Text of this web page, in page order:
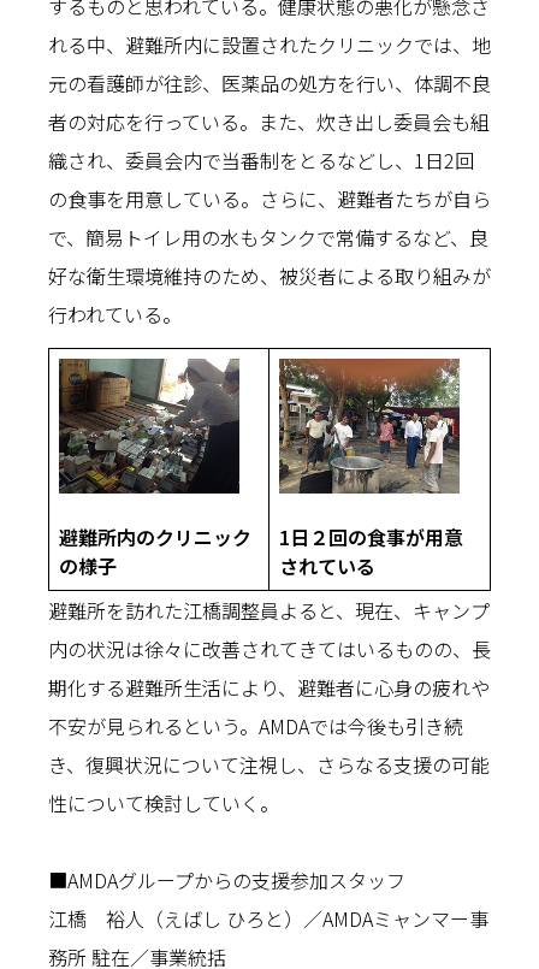
するものと思われている。健康状態の悪化が懸念さ
れる中、避難所内に設置されたクリニックでは、地
元の看護師が往診、医薬品の処方を行い、体調不良
者の対応を行っている。また、炊き出し委員会も組
織され、委員会内で当番制をとるなどし、1日2回
の食事を用意している。さらに、避難者たちが自ら
で、簡易トイレ用の水もタンクで常備するなど、良
好な衛生環境維持のため、被災者による取り組みが
行われている。
避難所内のクリニック
の様子
1日２回の食事が用意
されている
避難所を訪れた江橋調整員よると、現在、キャンプ
内の状況は徐々に改善されてきてはいるものの、長
期化する避難所生活により、避難者に心身の疲れや
不安が見られるという。AMDAでは今後も引き続
き、復興状況について注視し、さらなる支援の可能
性について検討していく。
■AMDAグループからの支援参加スタッフ
江橋 裕人（えばし ひろと）／AMDAミャンマー事
務所 駐在／事業統括